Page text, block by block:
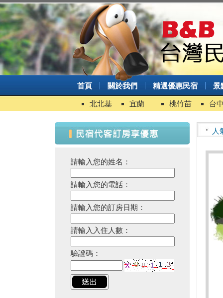
首頁 關於我們 精選優惠民宿 景
北北基 宜蘭 桃竹苗 台
請輸入您的姓名：
請輸入您的電話：
請輸入您的訂房日期：
請輸入入住人數：
驗證碼：
台灣觀光多選擇！兩人同行一人
免費！
台北最新景點，你有聽過以蜻蜓
為主題的秘境嗎？
2024景點大洗牌！沒想到最夯
景點是這裡！
與樹共眠的苗栗三義自然民宿
報給你知！
台灣100亮點啟動！首發活動台
新竹五峰賽夏矮靈祭11／15起
苗栗！「老適在一起生活節」
2024 草嶺古道芒花季！
高雄隱藏版夜市！５０元玩到
飽！
台中「隱藏幽靈夜市」！20年才
能逛1次
台灣百大景點推薦，集章還有限
量小禮物可以拿
人